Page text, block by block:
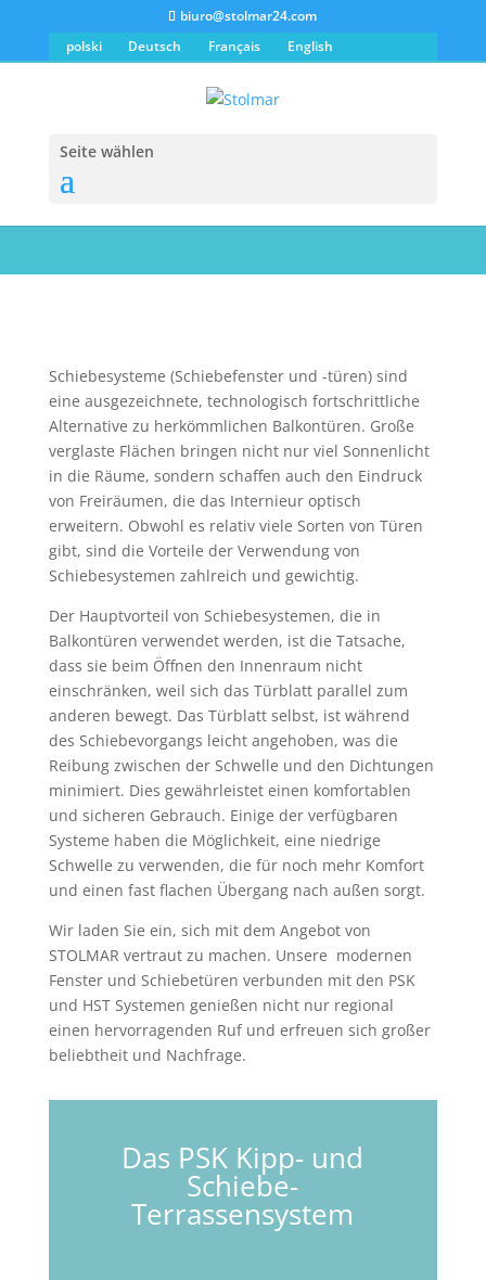
biuro@stolmar24.com
polski
Deutsch Français English
Seite wählen
Schiebetüren-und
Fenster
Die besten Schiebe-Systeme in Bydgoszcz
Schiebesysteme (Schiebefenster und -türen) sind
eine ausgezeichnete, technologisch fortschrittliche
Alternative zu herkömmlichen Balkontüren. Große
verglaste Flächen bringen nicht nur viel Sonnenlicht
in die Räume, sondern schaffen auch den Eindruck
von Freiräumen, die das Internieur optisch
erweitern. Obwohl es relativ viele Sorten von Türen
gibt, sind die Vorteile der Verwendung von
Schiebesystemen zahlreich und gewichtig.
Der Hauptvorteil von Schiebesystemen, die in
Balkontüren verwendet werden, ist die Tatsache,
dass sie beim Öffnen den Innenraum nicht
einschränken, weil sich das Türblatt parallel zum
anderen bewegt. Das Türblatt selbst, ist während
des Schiebevorgangs leicht angehoben, was die
Reibung zwischen der Schwelle und den Dichtungen
minimiert. Dies gewährleistet einen komfortablen
und sicheren Gebrauch. Einige der verfügbaren
Systeme haben die Möglichkeit, eine niedrige
Schwelle zu verwenden, die für noch mehr Komfort
und einen fast flachen Übergang nach außen sorgt.
Wir laden Sie ein, sich mit dem Angebot von
STOLMAR vertraut zu machen. Unsere modernen
Fenster und Schiebetüren verbunden mit den PSK
und HST Systemen genießen nicht nur regional
einen hervorragenden Ruf und erfreuen sich großer
beliebtheit und Nachfrage.
Das PSK Kipp- und
Schiebe-
Terrassensystem